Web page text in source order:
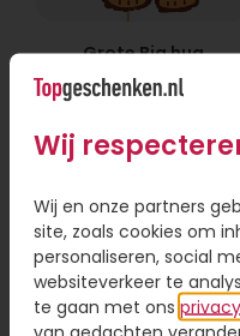
Grote Big hug
17,95
Wij
Wij en onze partners
site, zoals cookies om
personaliseren, social
websiteverkeer te
te gaan met ons